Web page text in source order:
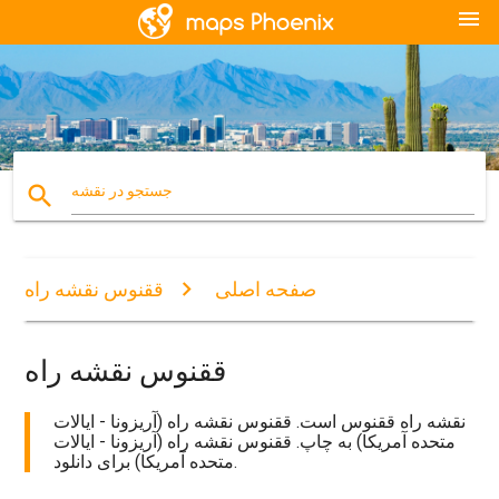
menu
search جستجو در نقشه
صفحه اصلی ققنوس نقشه راه
ققنوس نقشه راه
نقشه راه ققنوس است. ققنوس نقشه راه (آریزونا - ایالات
متحده آمریکا) به چاپ. ققنوس نقشه راه (آریزونا - ایالات
متحده آمریکا) برای دانلود.